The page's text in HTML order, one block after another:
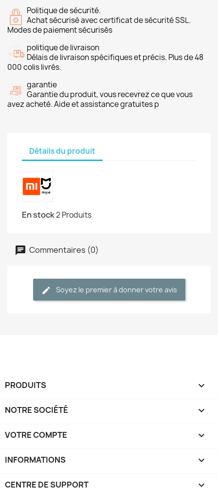
Politique de sécurité.
Achat sécurisé avec certificat de sécurité SSL.
Modes de paiement sécurisés
politique de livraison
Délais de livraison spécifiques et précis. Plus de 48
000 colis livrés.
garantie
Garantie du produit, vous recevrez ce que vous
avez acheté. Aide et assistance gratuites p
Détails du produit
En stock2 Produits
Commentaires (0)
Soyez le premier à donner votre avis
PRODUITS 
NOTRE SOCIÉTÉ 
VOTRE COMPTE 
INFORMATIONS keyboard_arrow_down
CENTRE DE SUPPORT 